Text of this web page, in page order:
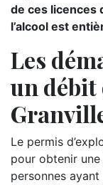
de ces licences
l’alcool est
Les
un débit
Le permis
pour obtenir
personnes